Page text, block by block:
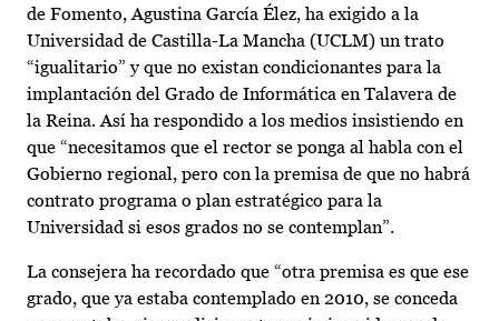
de Fomento, Agustina García Élez, ha exigido a la
Universidad de Castilla-La Mancha (UCLM) un trato
“igualitario” y que no existan condicionantes para la
implantación del Grado de Informática en Talavera de
la Reina. Así ha respondido a los medios insistiendo en
que “necesitamos que el rector se ponga al habla con el
Gobierno regional, pero con la premisa de que no habrá
contrato programa o plan estratégico para la
Universidad si esos grados no se contemplan”.
La consejera ha recordado que “otra premisa es que ese
grado, que ya estaba contemplado en 2010, se conceda